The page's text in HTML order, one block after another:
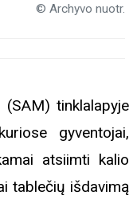
© Archyvo nuotr.
tinklalapyje
gyventojai,
atsiimti kalio
tablečių išdavimą